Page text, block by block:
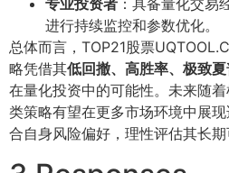
专业投资者 ：具备量化交易
进行持续监控和参数优化。
总体而言，TOP21股票
略凭借其低回撤、高胜率、极致
在量化投资中的可能性。未来随
类策略有望在更多市场环境中展
合自身风险偏好，理性评估其长期